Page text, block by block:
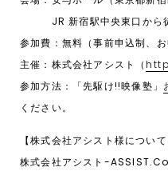
JR 新宿駅中央東口から徒
参加費：無料（事前申込制、
主催：株式会社アシスト（
参加方法：「先駆け!!映像塾」
ください。
【株式会社アシスト様について
株式会社アシスト-